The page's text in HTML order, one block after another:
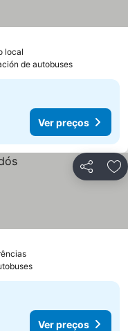
local
de autobuses
Ver preços
Partilhar
Ver preços
Ver preços